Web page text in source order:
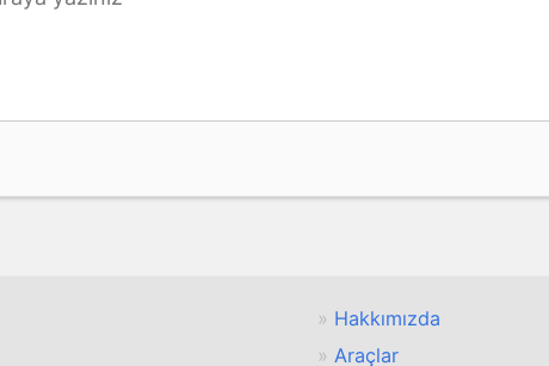
Hakkımızda
Araçlar